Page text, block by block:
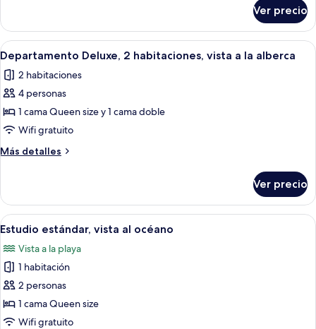
Deluxe
Ver precio
Abrir
todas
las
fotos
de
Departamento
Deluxe,
2
vista
la
alberca
Una cama bien tendida con
8
Departamento Deluxe, 2 habitaciones, vista a la alberca
2 habitaciones
4 personas
1 cama Queen size y 1 cama doble
Wifi gratuito
Más detalles
Más
Deluxe,
habitaciones,
a
la
alberca
Ver precio
Abrir
todas
las
fotos
de
Estudio
estándar,
Una habitación de hotel con cama,
4
Estudio estándar, vista al océano
Vista a la playa
1 habitación
2 personas
1 cama Queen size
Wifi gratuito